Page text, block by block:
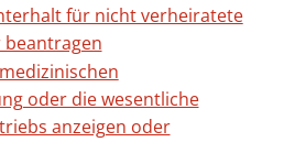
für nicht verheiratete
oder die wesentliche
anzeigen oder